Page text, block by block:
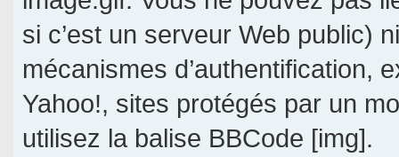
si c’est un serveur Web public)
mécanismes d’authentification,
Yahoo!, sites protégés par un
utilisez la balise BBCode [img].